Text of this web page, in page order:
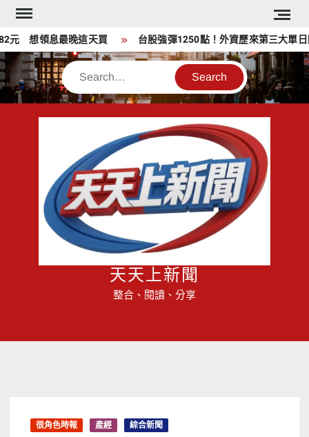
Skip
content
想領息最晚這天買 台股強彈1250點！外資歷來第三大單日
Search
天天上新聞
整合、閱讀、分享
很角色時報 產經 綜合新聞